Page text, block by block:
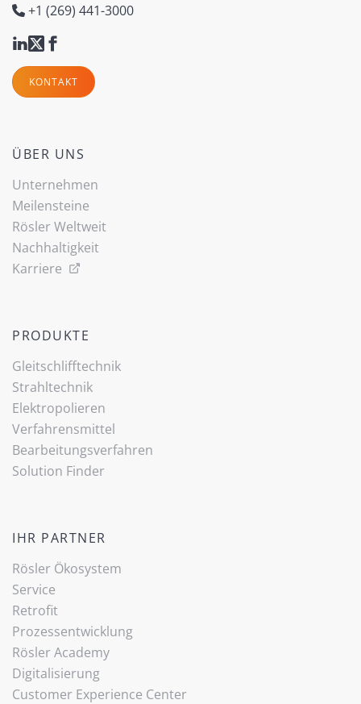
+1 (269) 441-3000
KONTAKT
ÜBER UNS
Unternehmen
Meilensteine
Rösler Weltweit
Nachhaltigkeit
Karriere
PRODUKTE
Gleitschlifftechnik
Strahltechnik
Elektropolieren
Verfahrensmittel
Bearbeitungsverfahren
Solution Finder
IHR PARTNER
Rösler Ökosystem
Service
Retrofit
Prozessentwicklung
Rösler Academy
Digitalisierung
Customer Experience Center